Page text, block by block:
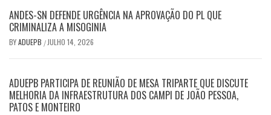
ANDES-SN DEFENDE URGÊNCIA NA APROVAÇÃO DO PL QUE
CRIMINALIZA A MISOGINIA
BYADUEPB / JULHO 14, 2026
ADUEPB PARTICIPA DE REUNIÃO DE MESA TRIPARTE QUE DISCUTE
MELHORIA DA INFRAESTRUTURA DOS CAMPI DE JOÃO PESSOA,
PATOS E MONTEIRO